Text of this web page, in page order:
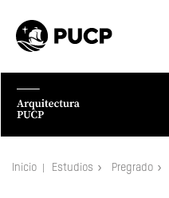
Inicio Estudios Pregrado